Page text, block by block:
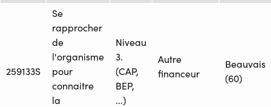
259133S
Se
rapprocher
de
l'organisme
pour
connaitre
la
Niveau
3.
(CAP,
BEP,
...)
Autre
financeur
Beauvais
(60)